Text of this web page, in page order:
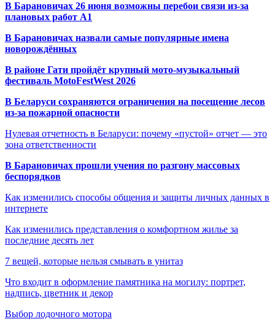
В Барановичах 26 июня возможны перебои связи из-за
плановых работ A1
В Барановичах назвали самые популярные имена
новорождённых
В районе Гати пройдёт крупный мото-музыкальный
фестиваль MotoFestWest 2026
В Беларуси сохраняются ограничения на посещение лесов
из-за пожарной опасности
Нулевая отчетность в Беларуси: почему «пустой» отчет — это
зона ответственности
В Барановичах прошли учения по разгону массовых
беспорядков
Как изменились способы общения и защиты личных данных в
интернете
Как изменились представления о комфортном жилье за
последние десять лет
7 вещей, которые нельзя смывать в унитаз
Что входит в оформление памятника на могилу: портрет,
надпись, цветник и декор
Выбор лодочного мотора